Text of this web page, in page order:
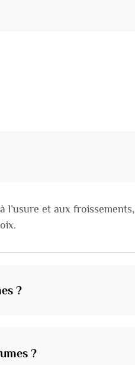
l’usure et aux froissements,
?
?